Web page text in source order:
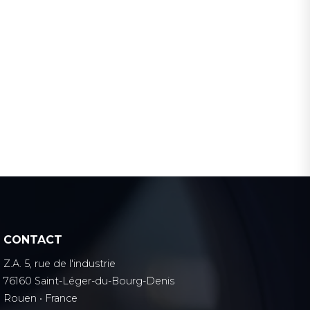
CONTACT
Z.A. 5, rue de l'industrie
76160 Saint-Léger-du-Bourg-Denis
Rouen • France